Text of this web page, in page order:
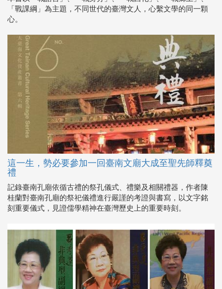
「戰課綱」為主題，不同世代的臺灣文人，心繫文學的同一顆
心。
這一生，勢必要參加一回臺南文廟大成至聖先師釋奠
禮
記錄臺南孔廟依循古禮的祭孔儀式、禮樂及相關禮器，作者陳
桂蘭對臺南孔廟的祭祀儀禮進行嚴謹的考證與書寫，以文字銘
刻重要儀式，見證儒學精神在臺灣歷史上的重要時刻。